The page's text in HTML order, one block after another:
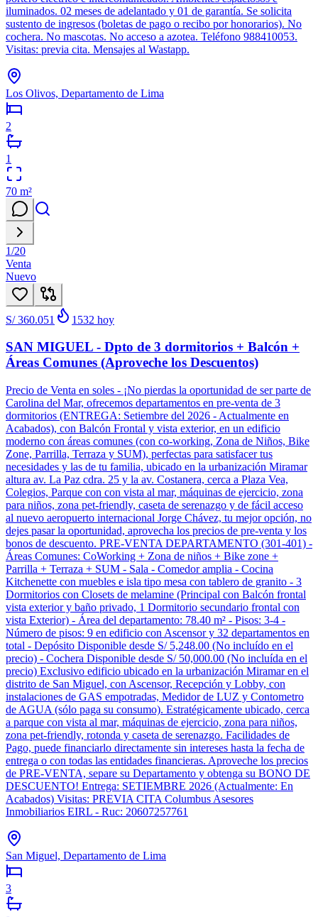
iluminados. 02 meses de adelantado y 01 de garantía. Se solicita
sustento de ingresos (boletas de pago o recibo por honorarios). No
cochera. No mascotas. No acceso a azotea. Teléfono 988410053.
Visitas: previa cita. Mensajes al Wastapp.
Los Olivos, Departamento de Lima
2
1
70 m²
1/20
Venta
Nuevo
S/ 360.051 1532 hoy
SAN MIGUEL - Dpto de 3 dormitorios + Balcón +
Áreas Comunes (Aproveche los Descuentos)
Precio de Venta en soles - ¡No pierdas la oportunidad de ser parte de
Carolina del Mar, ofrecemos departamentos en pre-venta de 3
dormitorios (ENTREGA: Setiembre del 2026 - Actualmente en
Acabados), con Balcón Frontal y vista exterior, en un edificio
moderno con áreas comunes (con co-working, Zona de Niños, Bike
Zone, Parrilla, Terraza y SUM), perfectas para satisfacer tus
necesidades y las de tu familia, ubicado en la urbanización Miramar
altura av. La Paz cdra. 25 y la av. Costanera, cerca a Plaza Vea,
Colegios, Parque con con vista al mar, máquinas de ejercicio, zona
para niños, zona pet-friendly, caseta de serenazgo y de fácil acceso
al nuevo aeropuerto internacional Jorge Chávez, tu mejor opción, no
dejes pasar la oportunidad, aprovecha los precios de pre-venta y los
bonos de descuento. PRE-VENTA DEPARTAMENTO (301-401) -
Áreas Comunes: CoWorking + Zona de niños + Bike zone +
Parrilla + Terraza + SUM - Sala - Comedor amplia - Cocina
Kitchenette con muebles e isla tipo mesa con tablero de granito - 3
Dormitorios con Closets de melamine (Principal con Balcón frontal
vista exterior y baño privado, 1 Dormitorio secundario frontal con
vista Exterior) - Área del departamento: 78.40 m² - Pisos: 3-4 -
Número de pisos: 9 en edificio con Ascensor y 32 departamentos en
total - Depósito Disponible desde S/ 5,248.00 (No incluído en el
precio) - Cochera Disponible desde S/ 50,000.00 (No incluída en el
precio) Exclusivo edificio ubicado en la urbanización Miramar en el
distrito de San Miguel, con Ascensor, Recepción y Lobby, con
instalaciones de GAS empotradas, Medidor de LUZ y Contometro
de AGUA (sólo paga su consumo). Estratégicamente ubicado, cerca
a parque con vista al mar, máquinas de ejercicio, zona para niños,
zona pet-friendly, rotonda y caseta de serenazgo. Facilidades de
Pago, puede financiarlo directamente sin intereses hasta la fecha de
entrega o con todas las entidades financieras. Aproveche los precios
de PRE-VENTA, separe su Departamento y obtenga su BONO DE
DESCUENTO! Entrega: SETIEMBRE 2026 (Actualmente: En
Acabados) Visitas: PREVIA CITA Columbus Asesores
Inmobiliarios EIRL - Ruc: 20607257761
San Miguel, Departamento de Lima
3